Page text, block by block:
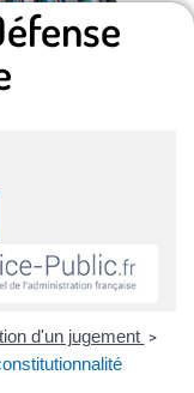
d'un jugement >